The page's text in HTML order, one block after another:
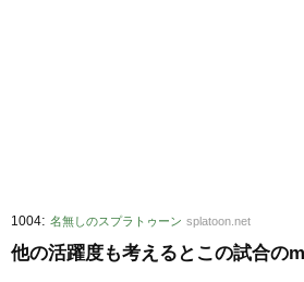
1004: 名無しのスプラトゥーン splatoon.net
他の活躍度も考えるとこの試合の